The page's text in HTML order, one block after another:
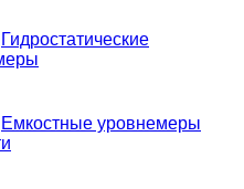
Гидростатические
Емкостные уровнемеры